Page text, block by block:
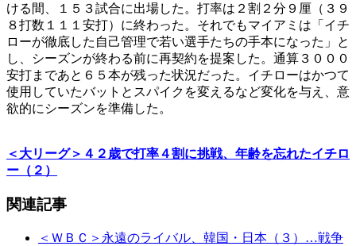
ける間、１５３試合に出場した。打率は２割２分９厘（３９
８打数１１１安打）に終わった。それでもマイアミは「イチ
ローが徹底した自己管理で若い選手たちの手本になった」と
し、シーズンが終わる前に再契約を提案した。通算３０００
安打まであと６５本が残った状況だった。イチローはかつて
使用していたバットとスパイクを変えるなど変化を与え、意
欲的にシーズンを準備した。
＜大リーグ＞４２歳で打率４割に挑戦、年齢を忘れたイチロ
ー（２）
関連記事
＜ＷＢＣ＞永遠のライバル、韓国・日本（３）…戦争